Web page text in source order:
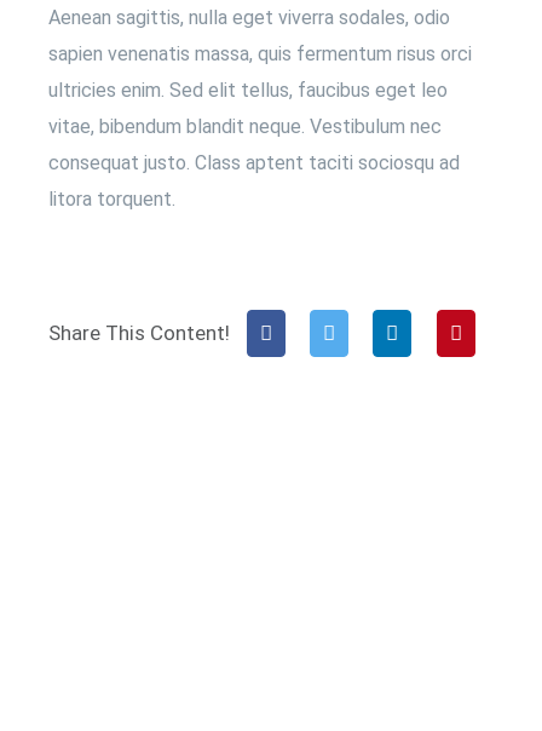
Aenean sagittis, nulla eget viverra sodales, odio
sapien venenatis massa, quis fermentum risus orci
ultricies enim. Sed elit tellus, faucibus eget leo
vitae, bibendum blandit neque. Vestibulum nec
consequat justo. Class aptent taciti sociosqu ad
litora torquent.
Share This Content!